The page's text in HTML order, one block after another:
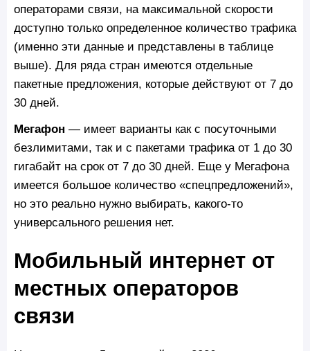
операторами связи, на максимальной скорости
доступно только определенное количество трафика
(именно эти данные и представлены в таблице
выше). Для ряда стран имеются отдельные
пакетные предложения, которые действуют от 7 до
30 дней.
Мегафон — имеет варианты как с посуточными
безлимитами, так и с пакетами трафика от 1 до 30
гигабайт на срок от 7 до 30 дней. Еще у Мегафона
имеется большое количество «спецпредложений»,
но это реально нужно выбирать, какого-то
универсального решения нет.
Мобильный интернет от
местных операторов
связи